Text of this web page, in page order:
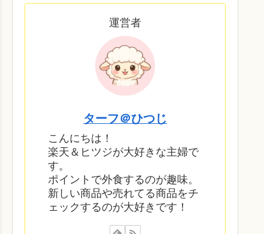
運営者
ターフ＠ひつじ
こんにちは！
楽天＆ヒツジが大好きな主婦で
す。
ポイントで外食するのが趣味。
新しい商品や売れてる商品をチ
ェックするのが大好きです！